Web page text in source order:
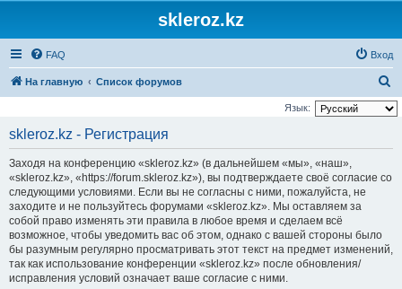
skleroz.kz
FAQ Вход
На главную Список форумов
о
Язык:
skleroz.kz - Регистрация
Заходя на конференцию «skleroz.kz» (в дальнейшем «мы», «наш»,
«skleroz.kz», «https://forum.skleroz.kz»), вы подтверждаете своё согласие со
следующими условиями. Если вы не согласны с ними, пожалуйста, не
заходите и не пользуйтесь форумами «skleroz.kz». Мы оставляем за
собой право изменять эти правила в любое время и сделаем всё
возможное, чтобы уведомить вас об этом, однако с вашей стороны было
бы разумным регулярно просматривать этот текст на предмет изменений,
так как использование конференции «skleroz.kz» после обновления/
исправления условий означает ваше согласие с ними.